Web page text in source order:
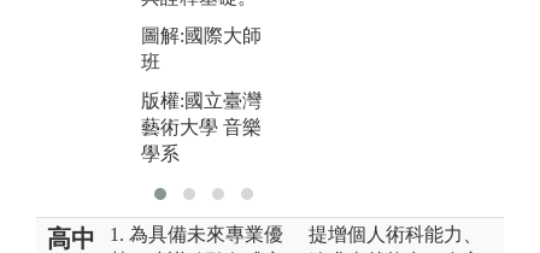
圖解:國際大師
班
版權:國立臺灣
藝術大學 音樂
學系
高中
1. 為具備未來專業優
提增個人術科能力、